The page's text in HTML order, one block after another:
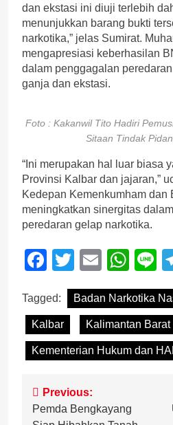
dan ekstasi ini diuji terlebih
menunjukkan barang bukti
narkotika,” jelas Sumirat.
mengapresiasi keberhasilan
dalam penggagalan
ganja dan ekstasi.
Foto : Kakanwil Tito Hadiri
Sitaan Tindak
“Ini merupakan hal luar biasa
Provinsi Kalbar dan jajaran,”
Kedepan Kemenkumham dan
meningkatkan sinergitas
peredaran gelap narkotika.
Facebook
Twitter
Email
Tagged: Badan Narkotika
Kalbar Kalimantan Barat
Kementerian Hukum dan
Post
navigation
Previous:
Pemda Bengkayang